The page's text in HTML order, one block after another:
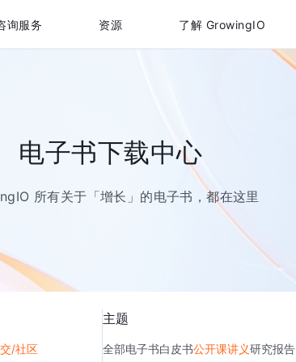
询服务 资源 了解 GrowingIO
电子书下载中心
所有关于「增长」的电子书，都在这里
/社区
主题
全部电子书白皮书公开课讲义研究报告